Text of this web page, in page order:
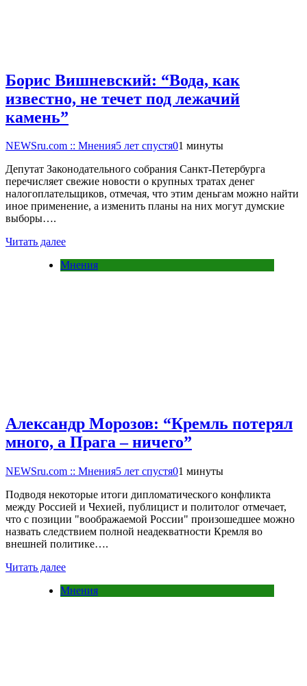
Борис Вишневский: “Вода, как
известно, не течет под лежачий
камень”
NEWSru.com :: Мнения5 лет спустя01 минуты
Депутат Законодательного собрания Санкт-Петербурга
перечисляет свежие новости о крупных тратах денег
налогоплательщиков, отмечая, что этим деньгам можно найти
иное применение, а изменить планы на них могут думские
выборы….
Читать далее
Мнения
Александр Морозов: “Кремль потерял
много, а Прага – ничего”
NEWSru.com :: Мнения5 лет спустя01 минуты
Подводя некоторые итоги дипломатического конфликта
между Россией и Чехией, публицист и политолог отмечает,
что с позиции "воображаемой России" произошедшее можно
назвать следствием полной неадекватности Кремля во
внешней политике….
Читать далее
Мнения